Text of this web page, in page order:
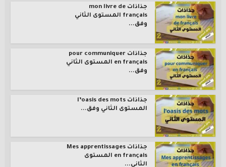
جذاذات mon livre de
français المستوى الثاني
وفق...
جذاذات pour communiquer
en français المستوى الثاني
وفق...
جذاذات l’oasis des mots
المستوى الثاني وفق...
جذاذات Mes apprentissages
en français المستوى
الثاني...